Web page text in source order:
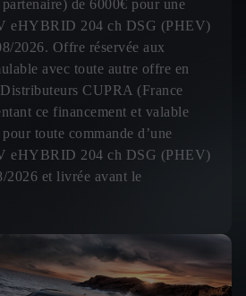
de 6000€ pour une
eHYBRID 204 ch DSG (PHEV)
2026. Offre réservée aux
avec toute autre offre en
CUPRA (France
ce financement et valable
toute commande d’une
eHYBRID 204 ch DSG (PHEV)
2026 et livrée avant le